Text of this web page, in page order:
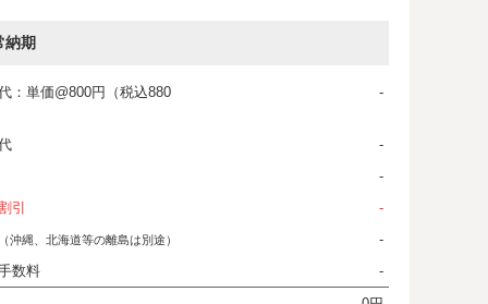
納期
：単価@800円（税込880 -
-
-
引
-
沖縄、北海道等の離島は別途）
-
数料
-